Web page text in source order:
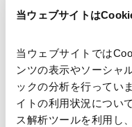
当ウェブサイトは
当ウェブサイトでは
ンツの表示やソーシャ
ックの分析を行ってい
イトの利用状況につい
ス解析ツールを利用し
ナンス、PPP/PFIを含む
く関与しております。さ
件、M&A、JVも多数手が